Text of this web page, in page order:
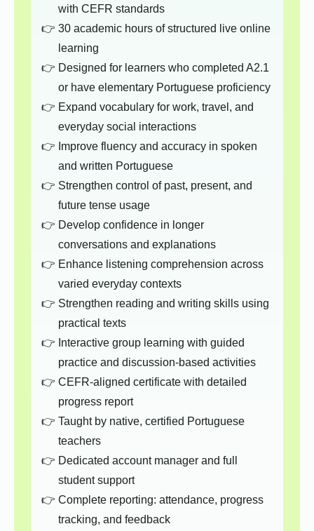
with CEFR standards
30 academic hours of structured live online
learning
Designed for learners who completed A2.1
or have elementary Portuguese proficiency
Expand vocabulary for work, travel, and
everyday social interactions
Improve fluency and accuracy in spoken
and written Portuguese
Strengthen control of past, present, and
future tense usage
Develop confidence in longer
conversations and explanations
Enhance listening comprehension across
varied everyday contexts
Strengthen reading and writing skills using
practical texts
Interactive group learning with guided
practice and discussion-based activities
CEFR-aligned certificate with detailed
progress report
Taught by native, certified Portuguese
teachers
Dedicated account manager and full
student support
Complete reporting: attendance, progress
tracking, and feedback